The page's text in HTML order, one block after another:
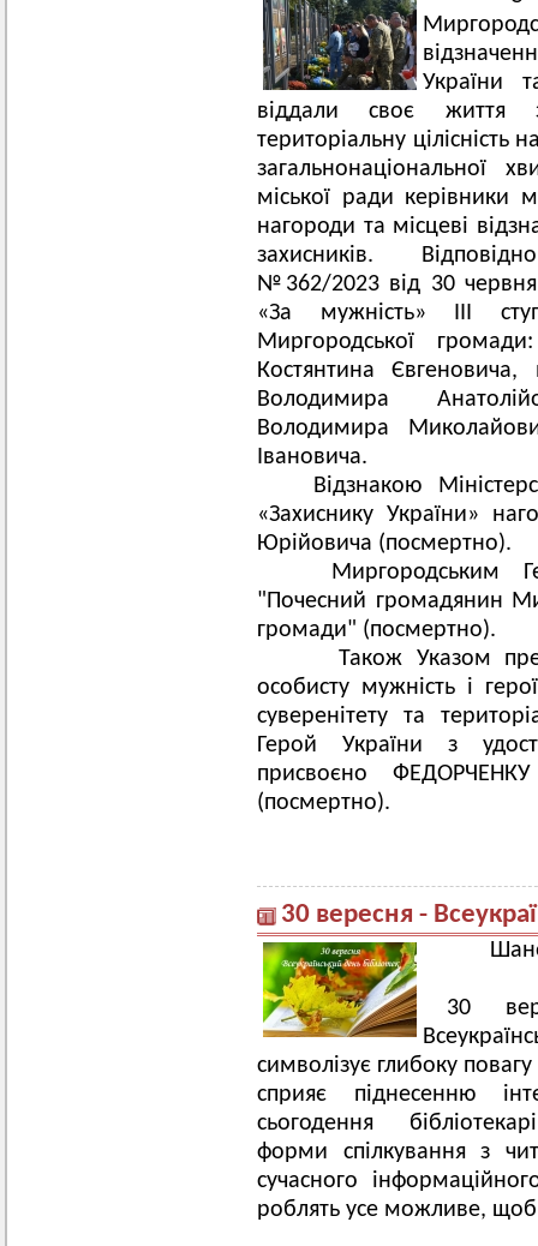
України
віддали своє життя
територіальну цілісність
загальнонаціональної
міської ради керівники
нагороди та місцеві
захисників.
№362/2023 від 30
«За мужність» ІІІ
Миргородської
Костянтина
Володимира
Володимира
Івановича.
Відзнакою
«Захиснику України»
Юрійовича (посмертно).
Миргородським
"Почесний громадянин
громади" (посмертно).
Також Указом
особисту мужність і
суверенітету та
Герой України з
присвоєно ФЕДОРЧЕНКУ
(посмертно).
30 вересня -
30
символізує глибоку
сприяє піднесенню
сьогодення
форми спілкування з
сучасного
роблять усе можливе,